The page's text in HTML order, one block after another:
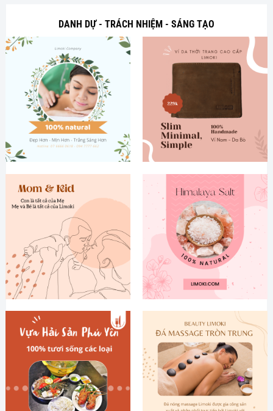
DANH DỰ - TRÁCH NHIỆM - SÁNG TẠO